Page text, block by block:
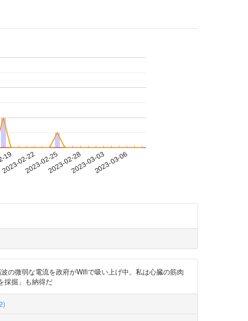
19
2023-02-222023-02-252023-02-282023-03-032023-03-06
の微弱な電流を政府がWifiで吸い上げ中。私は心臓の筋肉
採掘」も納得だ